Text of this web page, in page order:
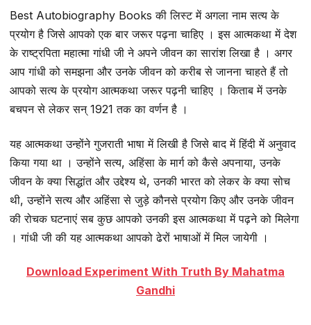
Best Autobiography Books की लिस्ट में अगला नाम सत्य के
प्रयोग है जिसे आपको एक बार जरूर पढ़ना चाहिए । इस आत्मकथा में देश
के राष्ट्रपिता महात्मा गांधी जी ने अपने जीवन का सारांश लिखा है । अगर
आप गांधी को समझना और उनके जीवन को करीब से जानना चाहते हैं तो
आपको सत्य के प्रयोग आत्मकथा जरूर पढ़नी चाहिए । किताब में उनके
बचपन से लेकर सन् 1921 तक का वर्णन है ।
यह आत्मकथा उन्होंने गुजराती भाषा में लिखी है जिसे बाद में हिंदी में अनुवाद
किया गया था । उन्होंने सत्य, अहिंसा के मार्ग को कैसे अपनाया, उनके
जीवन के क्या सिद्धांत और उद्देश्य थे, उनकी भारत को लेकर के क्या सोच
थी, उन्होंने सत्य और अहिंसा से जुड़े कौनसे प्रयोग किए और उनके जीवन
की रोचक घटनाएं सब कुछ आपको उनकी इस आत्मकथा में पढ़ने को मिलेगा
। गांधी जी की यह आत्मकथा आपको ढेरों भाषाओं में मिल जायेगी ।
Download Experiment With Truth By Mahatma
Gandhi